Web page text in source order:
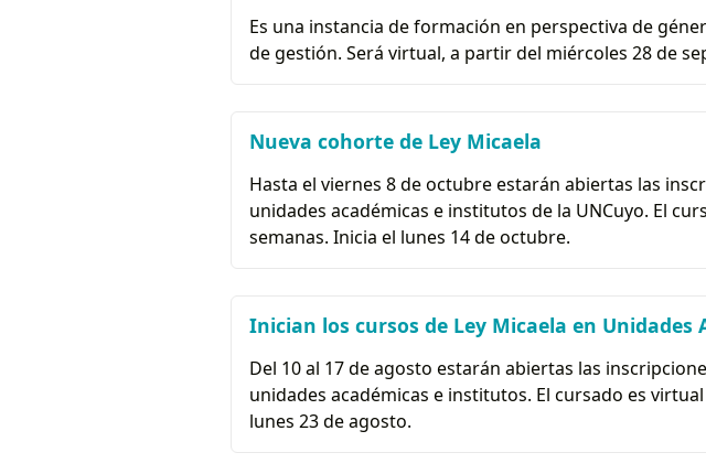
Es una instancia de formación en perspectiva de
de gestión. Será virtual, a partir del miércoles 28 de
Nueva cohorte de Ley Micaela
Hasta el viernes 8 de octubre estarán abiertas las
unidades académicas e institutos de la UNCuyo. El
semanas. Inicia el lunes 14 de octubre.
Inician los cursos de Ley Micaela en
Del 10 al 17 de agosto estarán abiertas las
unidades académicas e institutos. El cursado es
lunes 23 de agosto.